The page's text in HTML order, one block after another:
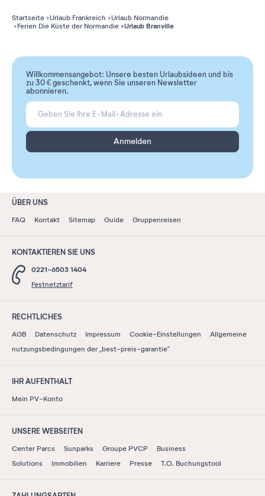
Startseite Urlaub Frankreich
Urlaub Normandie
Ferien Die Küste der Normandie
Urlaub Branville
Willkommensangebot: Unsere besten Urlaubsideen und bis
zu 30 € geschenkt, wenn Sie unseren Newsletter
abonnieren.
Anmelden
ÜBER UNS
FAQ Kontakt Sitemap Guide Gruppenreisen
KONTAKTIEREN SIE UNS
0221-6503 1404
Festnetztarif
RECHTLICHES
AGB Datenschutz Impressum Cookie-Einstellungen
Allgemeine
nutzungsbedingungen der „best-preis-garantie“
IHR AUFENTHALT
Mein PV-Konto
UNSERE WEBSEITEN
Center Parcs Sunparks Groupe PVCP
Business
Solutions
Immobilien Karriere Presse T.O. Buchungstool